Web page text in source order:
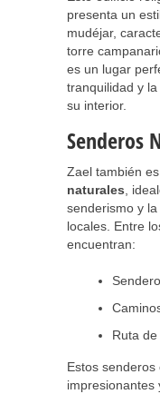
presenta un
mudéjar,
torre
es un lugar
tranquilidad y
su interior.
Senderos
Zael también
naturales ,
senderismo y
locales. Entre
encuentran:
Ruta
Estos
impresionantes